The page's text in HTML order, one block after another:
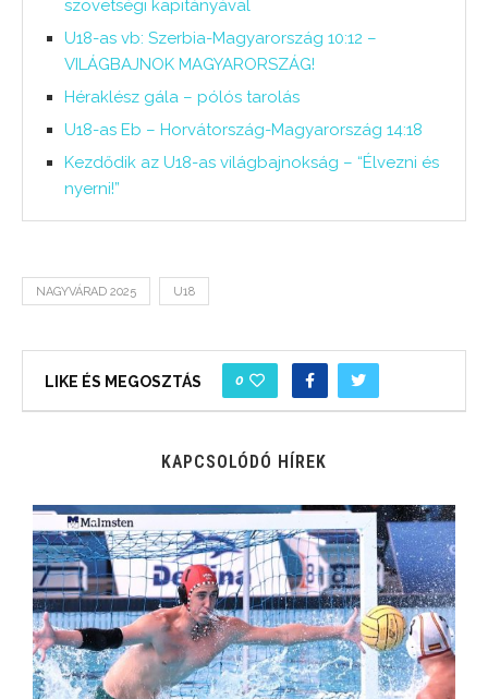
szövetségi kapitányával
U18-as vb: Szerbia-Magyarország 10:12 –
VILÁGBAJNOK MAGYARORSZÁG!
Héraklész gála – pólós tarolás
U18-as Eb – Horvátország-Magyarország 14:18
Kezdődik az U18-as világbajnokság – “Élvezni és
nyerni!”
NAGYVÁRAD 2025 U18
LIKE ÉS MEGOSZTÁS 0
KAPCSOLÓDÓ HÍREK